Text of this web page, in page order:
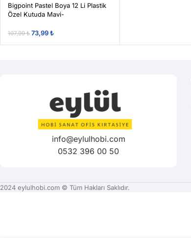
Bigpoint Pastel Boya 12 Li Plastik
Özel Kutuda Mavi-
107,99₺ 73,99₺
info@eylulhobi.com
0532 396 00 50
2024 eylulhobi.com © Tüm Hakları Saklıdır.